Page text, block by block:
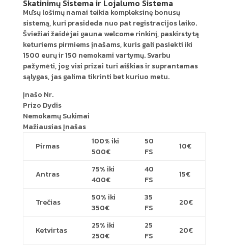
Skatinimų Sistema ir Lojalumo Sistema
Mūsų lošimų namai teikia kompleksinę bonusų
sistemą, kuri prasideda nuo pat registracijos laiko.
Šviežiai žaidėjai gauna welcome rinkinį, paskirstytą
keturiems pirmiems įnašams, kuris gali pasiekti iki
1500 eurų ir 150 nemokami vartymų. Svarbu
pažymėti, jog visi prizai turi aiškias ir suprantamas
sąlygas, jas galima tikrinti bet kuriuo metu.
Įnašo Nr.
Prizo Dydis
Nemokamų Sukimai
Mažiausias Įnašas
Pirmas
100% iki
500€
50
FS
10€
Antras
75% iki
400€
40
FS
15€
Trečias
50% iki
350€
35
FS
20€
Ketvirtas
25% iki
250€
25
FS
20€